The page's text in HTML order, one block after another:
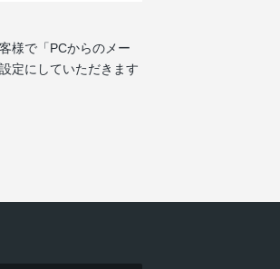
様で「PCからのメー
定にしていただきます